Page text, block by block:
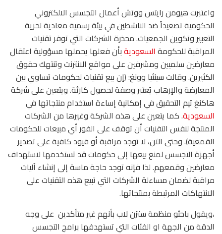
واعتبرت هيومن رايتس ووتش أعمال التجسس الالكتروني
الحكومية تصعيداً ضد الناشطين في بيئة رسمية معادية لحرية
التعبير وتكوين الجمعيات. محذرة الشركات التي توفر تقنيات
المراقبة للحكومة السعوديةبأن فعلها يحملها مسؤولية اعتقال
معارضين سلميين ومشرفين على مواقع الانترنت وتنتهك حقوق
الكثيرين. وقالت سينثيا وونغ: (إن بيع تقنيات لحكومات تساوي بين
المعارضة والإرهاب يُعتبر وصفة لحصول كارثة. ويتعين على شركة
هاكنغ تيم التحقيق في إمكانية إساءة استخدام منتجاتها في
السعودية. كما يتعين على هذه الشركة وغيرها من الشركات
المنتجة لنفس التقنيات أن توقف على الفور أي مبيعات للحكومات
القمعية). وحتى الآن، لا توجد مراقبة أو قيود كافية على تصدير
أجهزة التجسس لمنع بيعها إلى حكومات قد تستخدمها لاستهداف
معارضين وقمعهم. لذا فإنه توجد حاجة ماسة إلى إنشاء آليات
مراقبة لضمان مساءلة الشركات التي تبيع هذه التقنيات على
الانتهاكات المرتبطة بمنتجاتها.
،ويقول باحثو منظمة ستزن لاب بأنهم غير متأكدين على وجه
الدقة من الجهة او الفئات التي تستهدفها برامج التجسس